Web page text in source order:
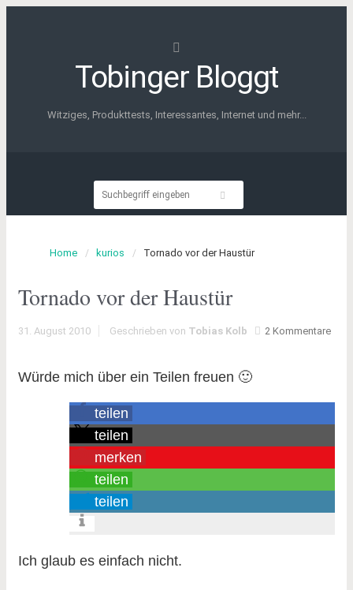
Tobinger Bloggt
Witziges, Produkttests, Interessantes, Internet und mehr...
Home kurios Tornado vor der Haustür
Tornado vor der Haustür
31. August 2010 2 Kommentare
Geschrieben von Tobias Kolb
Würde mich über ein Teilen freuen 🙂
teilen
teilen
merken
teilen
teilen
Ich glaub es einfach nicht.